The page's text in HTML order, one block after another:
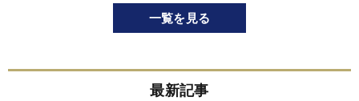
一覧を見る
最新記事